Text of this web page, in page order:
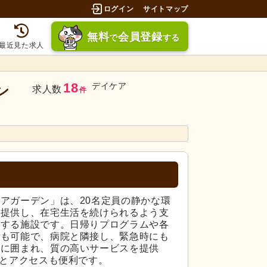
ログイン サイトマップ
近見た求人
無料で会員登録する
求人数 18件 デイケア
ガーデン」は、20名定員の静かな環
供し、在宅生活を続けられるよう支
る施設です。日帰りプログラムや各
可能で、病院と隣接し、緊急時にも
囲まれ、質の高いサービスを提供
アクセスも便利です。